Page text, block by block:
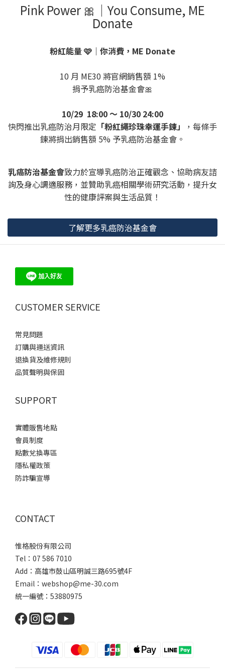
Pink Power 🎀｜You Consume, ME
Donate
粉紅能量 🩷｜你消費，ME Donate
10 月 ME30 將官網銷售額 1%
捐予乳癌防治基金會🎀
10/29 18:00 ～ 10/30 24:00
快閃推出乳癌防治月限定 「粉紅繩珍珠幸運手鍊」
，每條手
鍊將捐出銷售額 5% 予乳癌防治基金會。
乳癌防治基金會致力於宣導乳癌防治正確觀念、協助病友諮
詢及身心調適服務，並贊助乳癌相關學術研究活動，提升女
性的健康評案與生活品質！
了解更多乳癌防治基金會
CUSTOMER SERVICE
常見問題
訂購與運送資訊
退換貨及維修規則
品質聲明與保固
SUPPORT
實體販售地點
會員制度
點數兌換專區
隱私權政策
防詐騙宣導
CONTACT
惟格股份有限公司
Tel：07 586 7010
Add： 高雄市鼓山區明誠三路695號4F
Email：webshop@me-30.com
統一編號：53880975